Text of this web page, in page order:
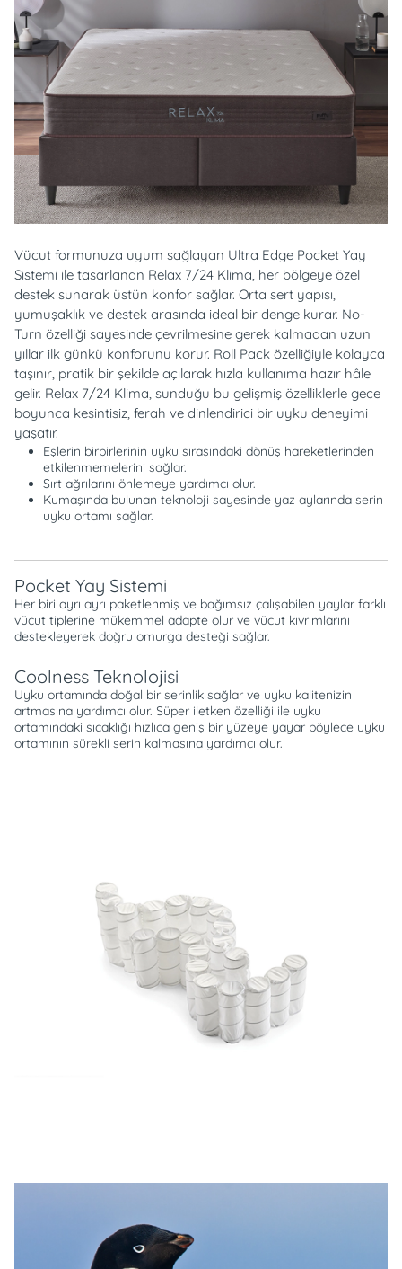
Vücut formunuza uyum sağlayan Ultra Edge Pocket Yay
Sistemi ile tasarlanan Relax 7/24 Klima, her bölgeye özel
destek sunarak üstün konfor sağlar. Orta sert yapısı,
yumuşaklık ve destek arasında ideal bir denge kurar. No-
Turn özelliği sayesinde çevrilmesine gerek kalmadan uzun
yıllar ilk günkü konforunu korur. Roll Pack özelliğiyle kolayca
taşınır, pratik bir şekilde açılarak hızla kullanıma hazır hâle
gelir. Relax 7/24 Klima, sunduğu bu gelişmiş özelliklerle gece
boyunca kesintisiz, ferah ve dinlendirici bir uyku deneyimi
yaşatır.
Eşlerin birbirlerinin uyku sırasındaki dönüş hareketlerinden
etkilenmemelerini sağlar.
Sırt ağrılarını önlemeye yardımcı olur.
Kumaşında bulunan teknoloji sayesinde yaz aylarında serin
uyku ortamı sağlar.
Pocket Yay Sistemi
Her biri ayrı ayrı paketlenmiş ve bağımsız çalışabilen yaylar farklı
vücut tiplerine mükemmel adapte olur ve vücut kıvrımlarını
destekleyerek doğru omurga desteği sağlar.
Coolness Teknolojisi
Uyku ortamında doğal bir serinlik sağlar ve uyku kalitenizin
artmasına yardımcı olur. Süper iletken özelliği ile uyku
ortamındaki sıcaklığı hızlıca geniş bir yüzeye yayar böylece uyku
ortamının sürekli serin kalmasına yardımcı olur.